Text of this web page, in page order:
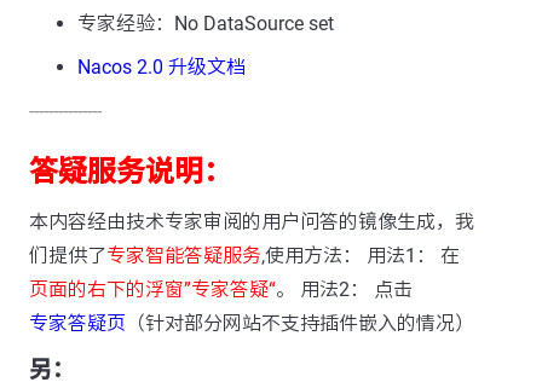
专家经验：No DataSource set
Nacos 2.0 升级文档
---------------
答疑服务说明：
本内容经由技术专家审阅的用户问答的镜像生成，我
们提供了专家智能答疑服务,使用方法： 用法1： 在
页面的右下的浮窗”专家答疑“。 用法2： 点击
专家答疑页 （针对部分网站不支持插件嵌入的情况）
另：